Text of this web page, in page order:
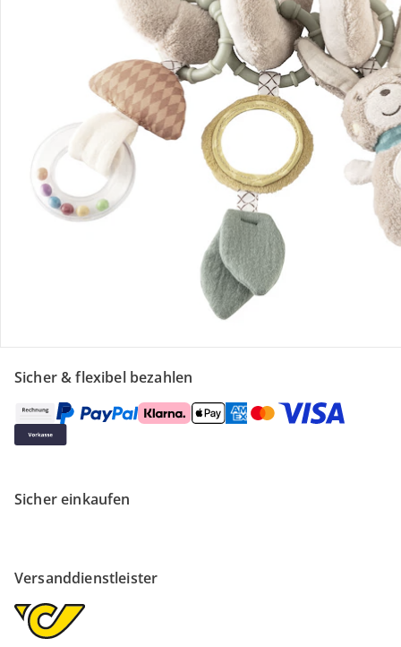
Retoure & Reklamation
Gutscheine & Aktionen
Kontakt & Service
Filialen & Beratung
Sicher & flexibel bezahlen
Sicher einkaufen
Versanddienstleister